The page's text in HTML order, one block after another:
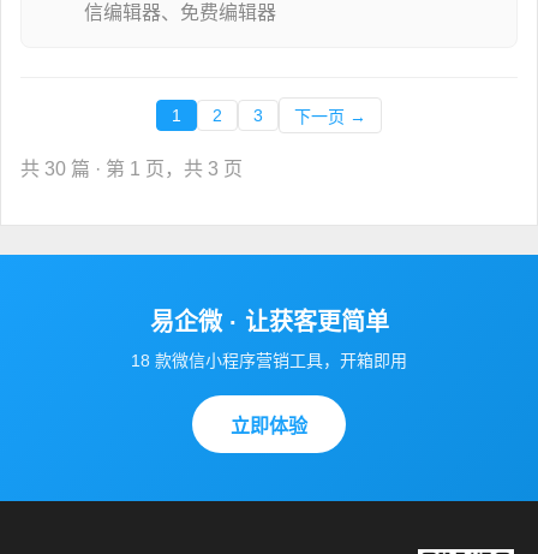
信编辑器、免费编辑器
1 2 3 下一页 →
共 30 篇 · 第 1 页，共 3 页
易企微 · 让获客更简单
18 款微信小程序营销工具，开箱即用
立即体验